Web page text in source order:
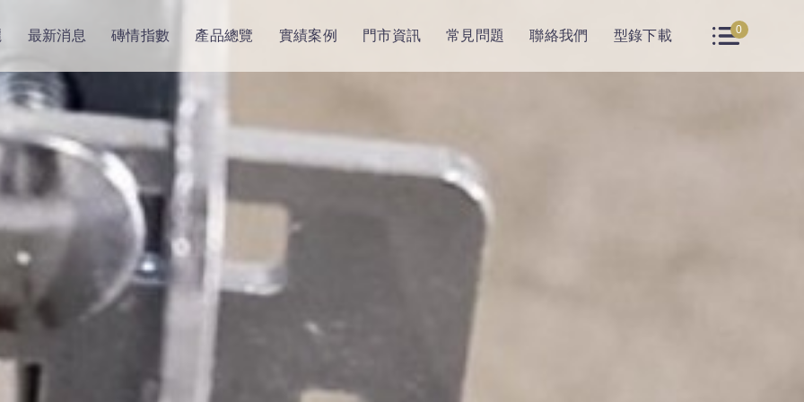
最新消息 磚情指數 產品總覽 實績案例 門市資訊 常見問題 聯絡我們 型錄下載 0